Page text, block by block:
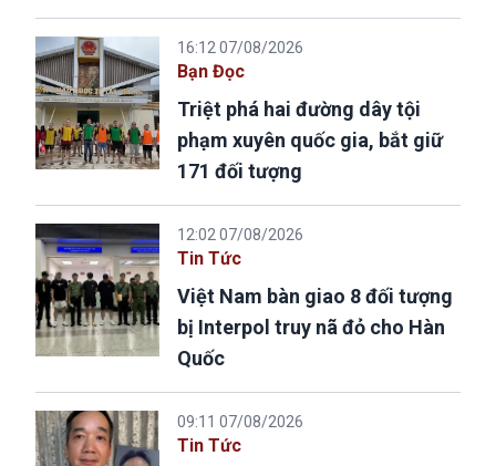
16:12 07/08/2026
Bạn Đọc
Triệt phá hai đường dây tội
phạm xuyên quốc gia, bắt giữ
171 đối tượng
12:02 07/08/2026
Tin Tức
Việt Nam bàn giao 8 đối tượng
bị Interpol truy nã đỏ cho Hàn
Quốc
09:11 07/08/2026
Tin Tức